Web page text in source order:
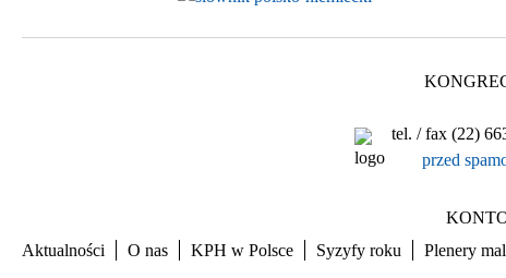
tel. / fax (22)
przed
Aktualności
O nas KPH w Polsce Syzyfy roku Plenery